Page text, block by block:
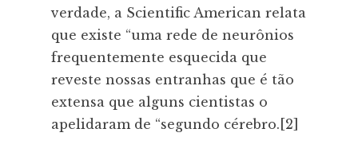
verdade, a Scientific American relata
que existe “uma rede de neurônios
frequentemente esquecida que
reveste nossas entranhas que é tão
extensa que alguns cientistas o
apelidaram de “segundo cérebro.[2]